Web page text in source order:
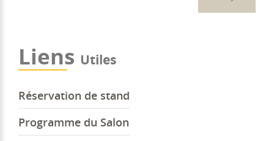
Liens Utiles
Réservation de stand
Programme du Salon